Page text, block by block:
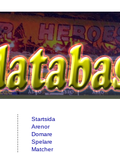
Startsida
Arenor
Domare
Spelare
Matcher